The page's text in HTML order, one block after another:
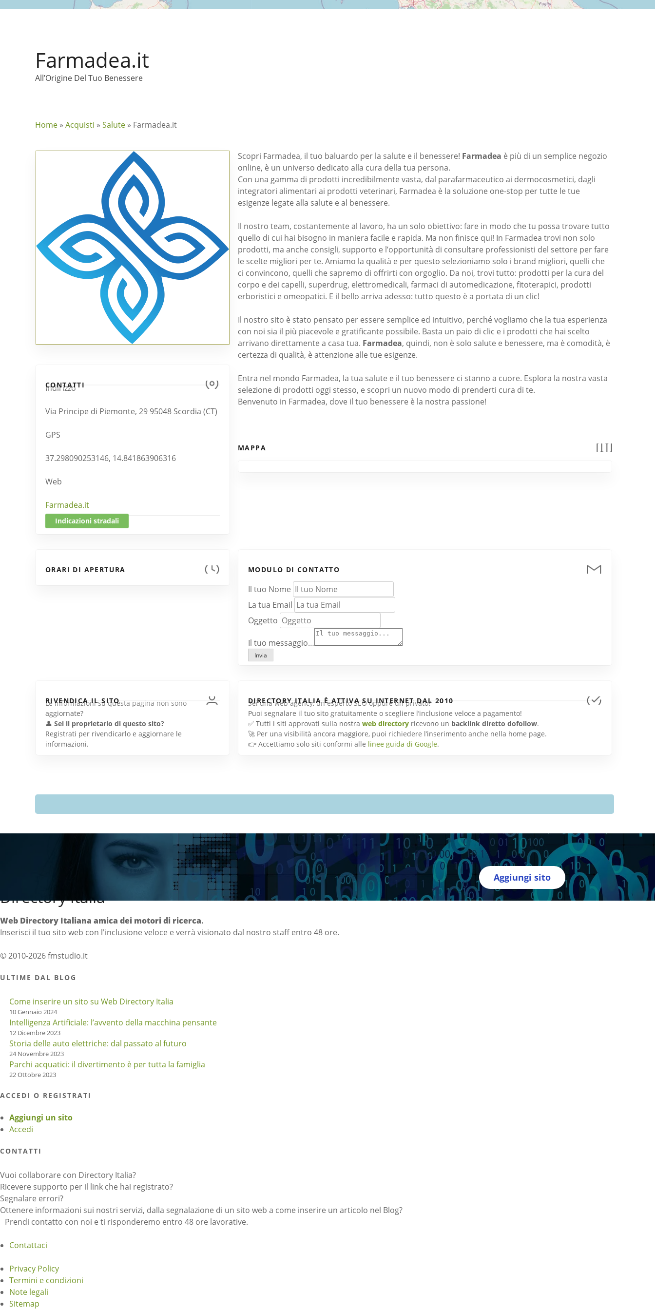
Farmadea.it
All’Origine Del Tuo Benessere
Home » Acquisti » Salute » Farmadea.it
CONTATTI
Indirizzo
Via Principe di Piemonte, 29 95048 Scordia (CT)
GPS
37.298090253146, 14.841863906316
Web
Farmadea.it
Indicazioni stradali
Scopri Farmadea, il tuo baluardo per la salute e il benessere! Farmadea è più di un semplice negozio
online, è un universo dedicato alla cura della tua persona.
Con una gamma di prodotti incredibilmente vasta, dal parafarmaceutico ai dermocosmetici, dagli
integratori alimentari ai prodotti veterinari, Farmadea è la soluzione one-stop per tutte le tue
esigenze legate alla salute e al benessere.
Il nostro team, costantemente al lavoro, ha un solo obiettivo: fare in modo che tu possa trovare tutto
quello di cui hai bisogno in maniera facile e rapida. Ma non finisce qui! In Farmadea trovi non solo
prodotti, ma anche consigli, supporto e l’opportunità di consultare professionisti del settore per fare
le scelte migliori per te. Amiamo la qualità e per questo selezioniamo solo i brand migliori, quelli che
ci convincono, quelli che sapremo di offrirti con orgoglio. Da noi, trovi tutto: prodotti per la cura del
corpo e dei capelli, superdrug, elettromedicali, farmaci di automedicazione, fitoterapici, prodotti
erboristici e omeopatici. E il bello arriva adesso: tutto questo è a portata di un clic!
Il nostro sito è stato pensato per essere semplice ed intuitivo, perché vogliamo che la tua esperienza
con noi sia il più piacevole e gratificante possibile. Basta un paio di clic e i prodotti che hai scelto
arrivano direttamente a casa tua. Farmadea, quindi, non è solo salute e benessere, ma è comodità, è
certezza di qualità, è attenzione alle tue esigenze.
Entra nel mondo Farmadea, la tua salute e il tuo benessere ci stanno a cuore. Esplora la nostra vasta
selezione di prodotti oggi stesso, e scopri un nuovo modo di prenderti cura di te.
Benvenuto in Farmadea, dove il tuo benessere è la nostra passione!
MAPPA
ORARI DI APERTURA MODULO DI CONTATTO
Il tuo Nome
La tua Email
Oggetto
Il tuo messaggio…
Invia
RIVENDICA IL SITO
Le informazioni su questa pagina non sono
aggiornate?
👤 Sei il proprietario di questo sito?
Registrati per rivendicarlo e aggiornare le
informazioni.
DIRECTORY ITALIA È ATTIVA SU INTERNET DAL 2010
Sei una web agency, un esperto SEO oppure un privato?
Puoi segnalare il tuo sito gratuitamente o scegliere l’inclusione veloce a pagamento!
✅ Tutti i siti approvati sulla nostra web directoryricevono un backlink diretto dofollow.
🚀 Per una visibilità ancora maggiore, puoi richiedere l’inserimento anche nella home page.
👉 Accettiamo solo siti conformi alle linee guida di Google.
Aggiungi sito
Directory Italia
Web Directory Italiana amica dei motori di ricerca.
Inserisci il tuo sito web con l'inclusione veloce e verrà visionato dal nostro staff entro 48 ore.
© 2010-2026 fmstudio.it
ULTIME DAL BLOG
Come inserire un sito su Web Directory Italia
10 Gennaio 2024
Intelligenza Artificiale: l’avvento della macchina pensante
12 Dicembre 2023
Storia delle auto elettriche: dal passato al futuro
24 Novembre 2023
Parchi acquatici: il divertimento è per tutta la famiglia
22 Ottobre 2023
ACCEDI O REGISTRATI
Aggiungi un sito
Accedi
CONTATTI
Vuoi collaborare con Directory Italia?
Ricevere supporto per il link che hai registrato?
Segnalare errori?
Ottenere informazioni sui nostri servizi, dalla segnalazione di un sito web a come inserire un articolo nel Blog?
Prendi contatto con noi e ti risponderemo entro 48 ore lavorative.
Contattaci
Privacy Policy
Termini e condizioni
Note legali
Sitemap